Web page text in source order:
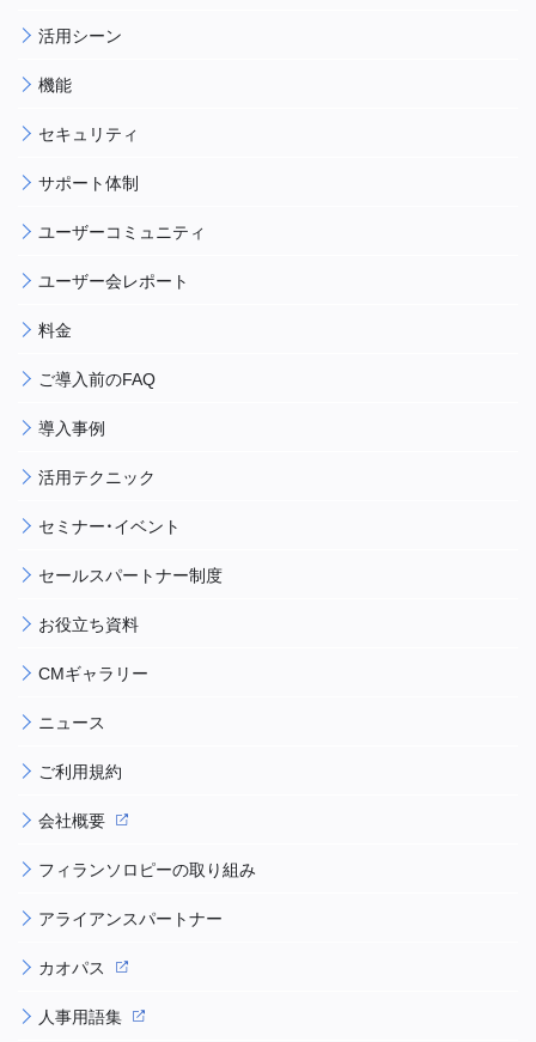
活用シーン
機能
セキュリティ
サポート体制
ユーザーコミュニティ
ユーザー会レポート
料金
ご導入前のFAQ
導入事例
活用テクニック
セミナー・イベント
セールスパートナー制度
お役立ち資料
CMギャラリー
ニュース
ご利用規約
会社概要
フィランソロピーの取り組み
アライアンスパートナー
カオパス
人事用語集